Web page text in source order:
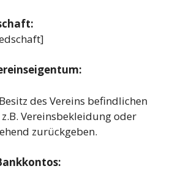
des Vereins befindlichen
Vereinsbekleidung oder
zurückgeben.